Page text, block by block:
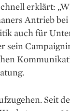
erklärt:
Antrieb
auch für
sein
Seit